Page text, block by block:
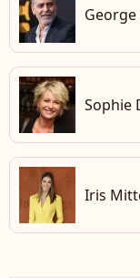
Sophie
Iris